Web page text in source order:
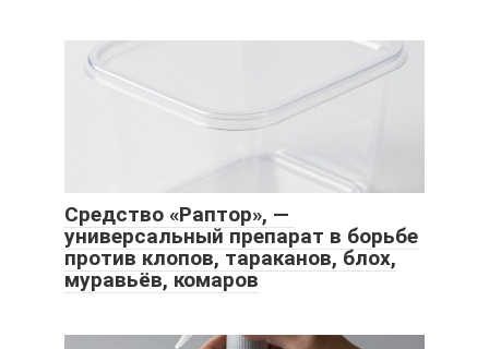
Средство «Раптор», —
универсальный препарат в борьбе
против клопов, тараканов, блох,
муравьёв, комаров